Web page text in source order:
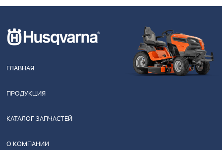
ГЛАВНАЯ
ПРОДУКЦИЯ
КАТАЛОГ ЗАПЧАСТЕЙ
О КОМПАНИИ